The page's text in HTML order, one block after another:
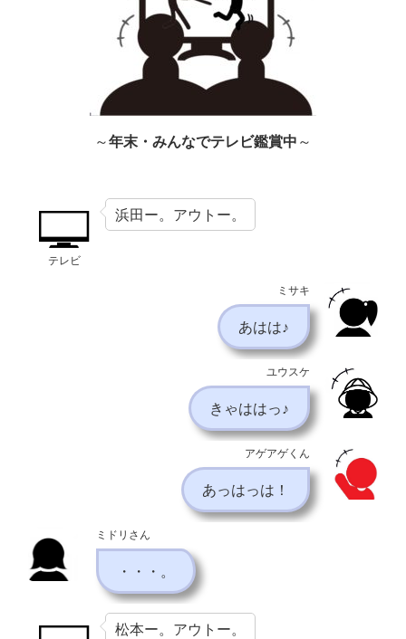
～年末・みんなでテレビ鑑賞中 ～
テレビ
浜田ー。アウトー。
ミサキ
あはは♪
ユウスケ
きゃははっ♪
アゲアゲくん
あっはっは！
ミドリさん
・・・。
松本ー。アウトー。